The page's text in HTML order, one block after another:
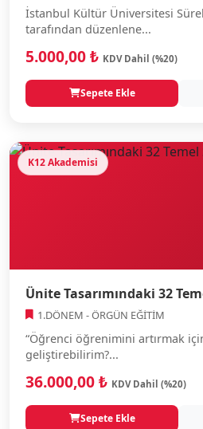
İstanbul Kültür Üniversitesi
tarafından düzenlene...
5.000,00 ₺ KDV Dahil (%20)
Sepete Ekle
K12 Akademisi
Ünite Tasarımındaki 32
1.DÖNEM - ÖRGÜN EĞİTİM
“Öğrenci öğrenimini artırmak
geliştirebilirim?...
36.000,00 ₺ KDV Dahil (%20)
Sepete Ekle